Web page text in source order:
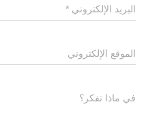
البريد الإلكتروني *
الموقع الإلكتروني
في ماذا تفكر؟